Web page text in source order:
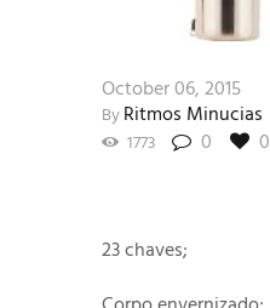
October 06, 2015
ByRitmos Minucias
1773 0 0
23 chaves;